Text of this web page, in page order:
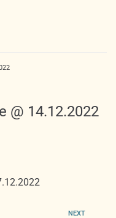
@ 14.12.2022
NEXT